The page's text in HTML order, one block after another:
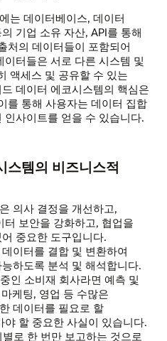
는 데이터베이스, 데이터
기업 소유 자산, API를 통해
처의 데이터들이 포함되어
터들은 서로 다른 시스템 및
액세스 및 공유할 수 있는
데이터 에코시스템의 핵심은
를 통해 사용자는 데이터 집합
사이트를 얻을 수 있습니다.
스템의 비즈니스적
의사 결정을 개선하고,
보안을 강화하고, 협업을
중요한 도구입니다.
이터를 결합 및 변환하여
하도록 분석 및 해석합니다.
인 소비재 회사라면 예측 및
케팅, 영업 등 수많은
데이터를 필요로 할
할 중요한 사실이 있습니다.
로 한 번만 보고하는 것으로